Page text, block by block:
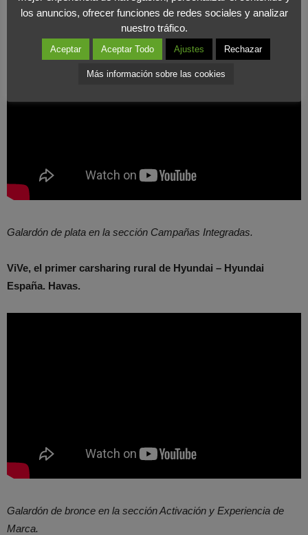
Ropa Vieja – Adolfo Domínguez. China.
Galardón de plata en la sección Campañas Integradas.
ViVe, el primer carsharing rural de Hyundai – Hyundai
España. Havas.
Galardón de bronce en la sección Activación y Experiencia de
Marca.
los anuncios, ofrecer funciones de redes sociales y analizar
nuestro tráfico.
Aceptar Aceptar Todo Ajustes Rechazar
Más información sobre las cookies